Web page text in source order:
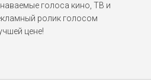
Харрис
голоса кино, ТВ и
ролик голосом
цене!